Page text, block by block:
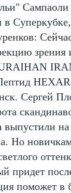
в
зрения
Сергей
выпустили
Но
придет
поможет в